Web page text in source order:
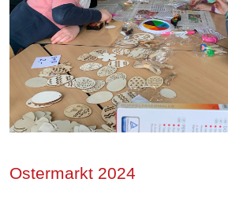
Ostermarkt 2024